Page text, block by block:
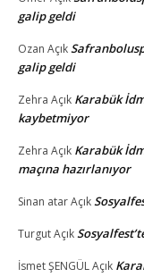
galip geldi
Ozan Açık
galip geldi
Zehra Açık Karabük
kaybetmiyor
Zehra Açık Karabük
maçına hazırlanıyor
Sinan atarAçık
TurgutAçık
İsmet ŞENGÜLAçık